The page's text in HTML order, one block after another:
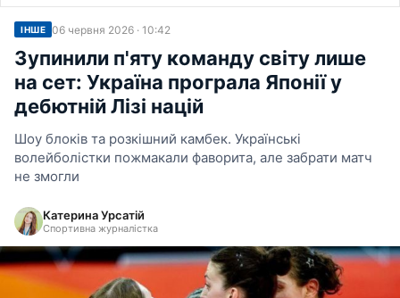
ІНШЕ 06 червня 2026 · 10:42
Зупинили п'яту команду світу лише
на сет: Україна програла Японії у
дебютній Лізі націй
Шоу блоків та розкішний камбек. Українські
волейболістки пожмакали фаворита, але забрати матч
не змогли
Катерина Урсатій
Спортивна журналістка